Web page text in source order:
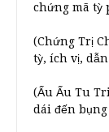
chứng mã tỳ
(Chứng Trị
tỳ, ích vị,
(Ấu Ấu Tu
dái đến